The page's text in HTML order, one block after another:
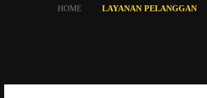
HOME LAYANAN PELANGGAN